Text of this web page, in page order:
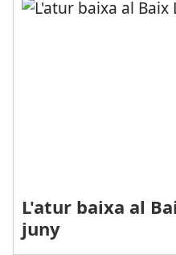
L'atur baixa al
juny